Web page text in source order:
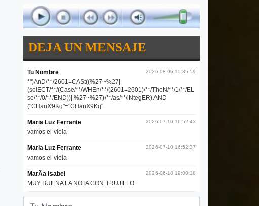
DEJA UN MENSAJE